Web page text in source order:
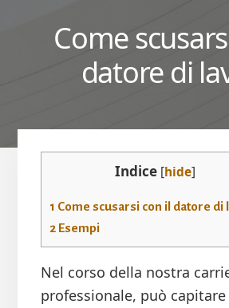
Come
datore di
Indice [hide]
1 Come scusarsi con il datore di
2Esempi
Nel corso della nostra
professionale, può